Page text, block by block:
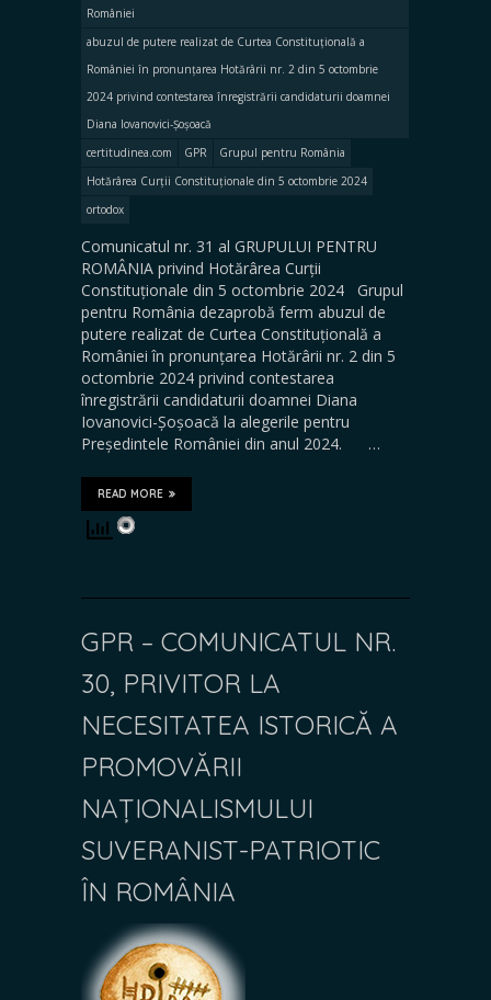
României
abuzul de putere realizat de Curtea Constituțională a
României în pronunțarea Hotărârii nr. 2 din 5 octombrie
2024 privind contestarea înregistrării candidaturii doamnei
Diana Iovanovici-Șoșoacă
certitudinea.com
GPR
Grupul pentru România
Hotărârea Curții Constituționale din 5 octombrie 2024
ortodox
Comunicatul nr. 31 al GRUPULUI PENTRU
ROMÂNIA privind Hotărârea Curții
Constituționale din 5 octombrie 2024 Grupul
pentru România dezaprobă ferm abuzul de
putere realizat de Curtea Constituțională a
României în pronunțarea Hotărârii nr. 2 din 5
octombrie 2024 privind contestarea
înregistrării candidaturii doamnei Diana
Iovanovici-Șoșoacă la alegerile pentru
Președintele României din anul 2024. …
READ MORE
GPR – COMUNICATUL NR.
30, PRIVITOR LA
NECESITATEA ISTORICĂ A
PROMOVĂRII
NAȚIONALISMULUI
SUVERANIST-PATRIOTIC
ÎN ROMÂNIA